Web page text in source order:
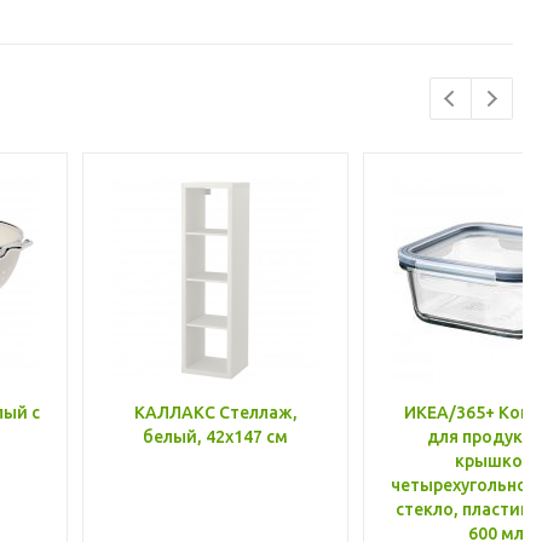
с
КАЛЛАКС Стеллаж,
белый, 42x147 см
ИКЕА/365+
для
крышкой,
стекло, пластик
600 мл